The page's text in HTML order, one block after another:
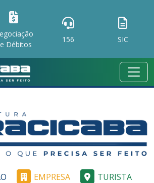
Débitos
156 SIC
EMPRESA TURISTA